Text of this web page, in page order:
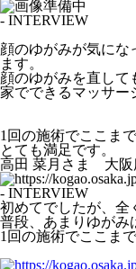
- INTERVIEW
顔のゆがみが気にな
ます。
顔のゆがみを直して
家でできるマッサー
1回の施術でここま
とても満足です。
高田 菜月さま 大阪
- INTERVIEW
初めてでしたが、全
普段、あまりゆがみ
1回の施術でここま